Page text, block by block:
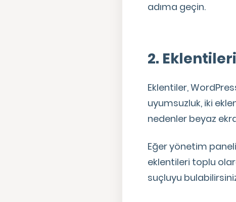
adıma geçin.
2.
Eklentiler,
uyumsuzluk, iki
nedenler beyaz
Eğer yönetim
eklentileri toplu
suçluyu